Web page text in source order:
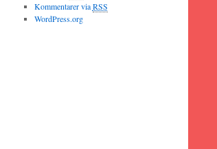
Kommentarer viaRSS
WordPress.org